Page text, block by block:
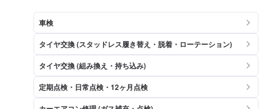
車検
タイヤ交換 (スタッドレス履き替え・脱着・ローテーション)
タイヤ交換 (組み換え・持ち込み)
定期点検・日常点検・12ヶ月点検